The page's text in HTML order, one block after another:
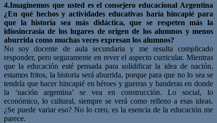
4.Imaginemos que usted es el consejero educacional Argentina
¿En qué hechos y actividades educativas haría hincapié para
que la historia sea más didáctica, que se respeten más la
idiosincrasia de los lugares de origen de los alumnos y menos
aburrida como muchas veces expresan los alumnos?
No soy docente de aula secundaria y me resulta complicado
responder, pero seguramente en rever el aspecto curricular. Mientras
que la educación esté pensada para solidificar la idea de nación,
estamos fritos, la historia será aburrida, porque para que no lo sea se
tendría que hacer hincapié en héroes y guerras y banderas en donde
la ‘nación argentina’ se vea en construcción. Lo social, lo
económico, lo cultural, siempre se verá como relleno a esas ideas.
¿Se puede variar eso? No lo creo, es la esencia de la educación me
parece.